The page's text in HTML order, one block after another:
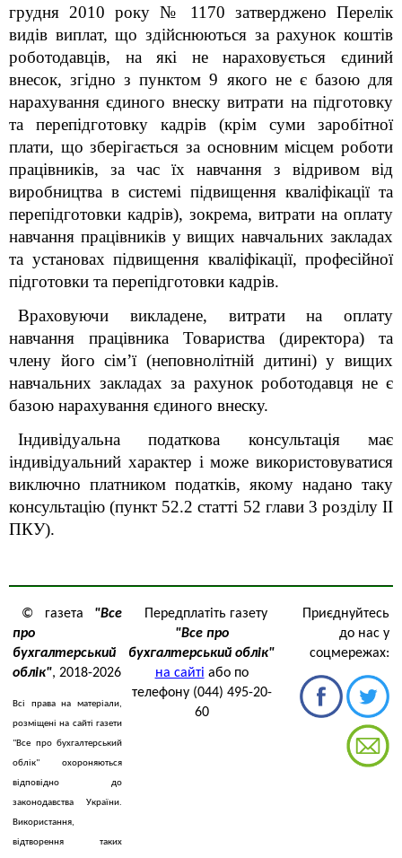
грудня 2010 року № 1170 затверджено Перелік
видів виплат, що здійснюються за рахунок коштів
роботодавців, на які не нараховується єдиний
внесок, згідно з пунктом 9 якого не є базою для
нарахування єдиного внеску витрати на підготовку
та перепідготовку кадрів (крім суми заробітної
плати, що зберігається за основним місцем роботи
працівників, за час їх навчання з відривом від
виробництва в системі підвищення кваліфікації та
перепідготовки кадрів), зокрема, витрати на оплату
навчання працівників у вищих навчальних закладах
та установах підвищення кваліфікації, професійної
підготовки та перепідготовки кадрів.
Враховуючи викладене, витрати на оплату
навчання працівника Товариства (директора) та
члену його сім’ї (неповнолітній дитині)у вищих
навчальних закладах за рахунок роботодавця не є
базою нарахування єдиного внеску.
Індивідуальна податкова консультація має
індивідуальний характер і може використовуватися
виключно платником податків, якому надано таку
консультацію (пункт 52.2 статті 52 глави 3 розділу ІІ
ПКУ).
© газета "Все
про
бухгалтерський
облік", 2018-2026
Всі права на матеріали,
розміщені на сайті газети
"Все про бухгалтерський
облік" охороняються
відповідно до
законодавства України.
Використання,
відтворення таких
Передплатіть газету
"Все про
бухгалтерський облік"
на сайті або по
телефону (044) 495-20-
60
Приєднуйтесь
до нас у
соцмережах: